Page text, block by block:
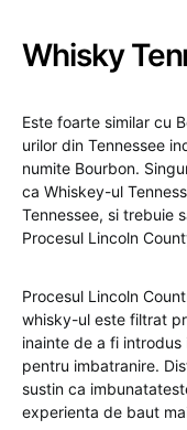
Whisky
Este foarte similar cu
urilor din Tennessee
numite Bourbon.
ca Whiskey-ul
Tennessee, si trebuie
Procesul Lincoln
Procesul Lincoln
whisky-ul este filtrat
inainte de a fi
pentru imbatranire.
sustin ca
experienta de baut